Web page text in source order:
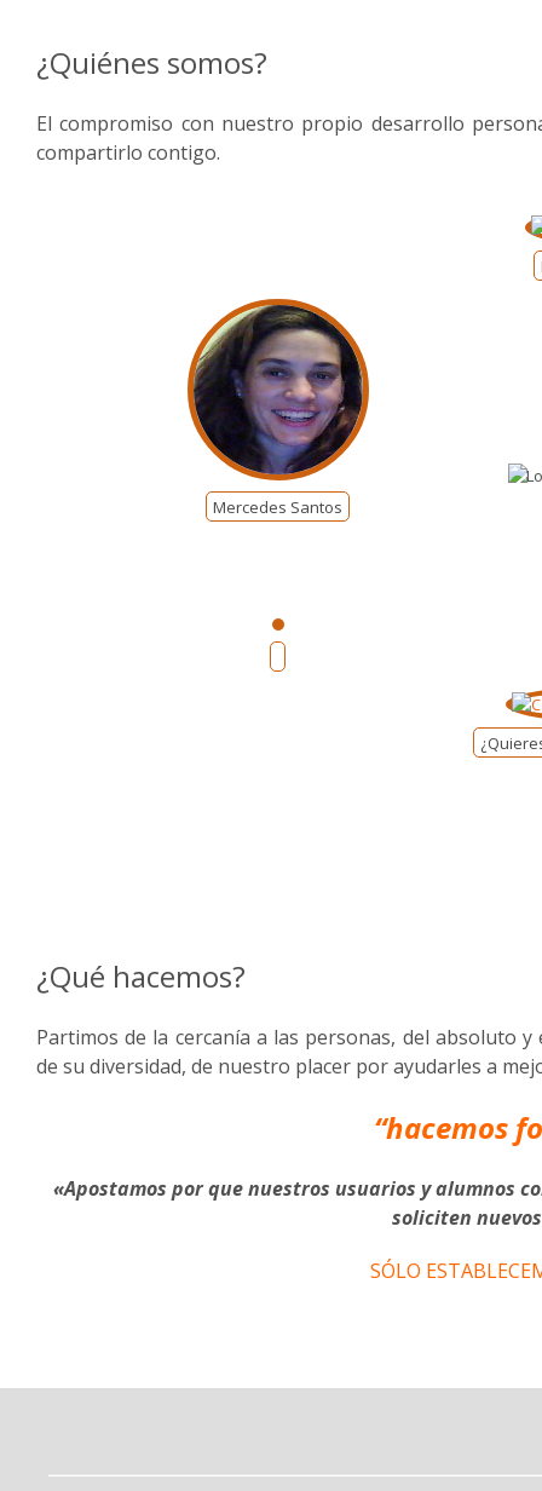
¿Quiénes somos?
El compromiso con nuestro propio desarrollo
compartirlo contigo.
Mercedes Santos
¿Qué hacemos?
Partimos de la cercanía a las personas, del absoluto
de su diversidad, de nuestro placer por ayudarles a
“hacemos
«Apostamos por que nuestros usuarios y alumnos
soliciten
SÓLO